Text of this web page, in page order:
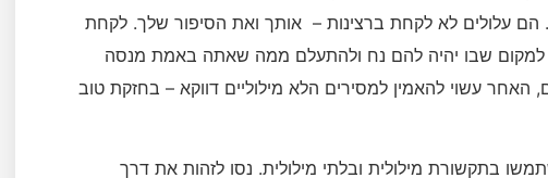
עלולים לא לקחת ברצינות – אותך ואת הסיפור שלך. לקחת
למקום שבו יהיה להם נח ולהתעלם ממה שאתה באמת מנסה
עשוי להאמין למסירים הלא מילוליים דווקא – בחזקת טוב
בתקשורת מילולית ובלתי מילולית. נסו לזהות את דרך